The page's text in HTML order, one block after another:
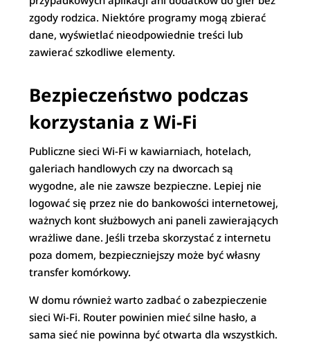
zgody rodzica. Niektóre programy mogą zbierać
dane, wyświetlać nieodpowiednie treści lub
zawierać szkodliwe elementy.
Bezpieczeństwo podczas
korzystania z Wi-Fi
Publiczne sieci Wi-Fi w kawiarniach, hotelach,
galeriach handlowych czy na dworcach są
wygodne, ale nie zawsze bezpieczne. Lepiej nie
logować się przez nie do bankowości internetowej,
ważnych kont służbowych ani paneli zawierających
wrażliwe dane. Jeśli trzeba skorzystać z internetu
poza domem, bezpieczniejszy może być własny
transfer komórkowy.
W domu również warto zadbać o zabezpieczenie
sieci Wi-Fi. Router powinien mieć silne hasło, a
sama sieć nie powinna być otwarta dla wszystkich.